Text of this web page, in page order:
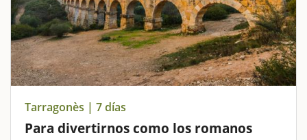
Tarragonès | 7 días
Para divertirnos como los romanos